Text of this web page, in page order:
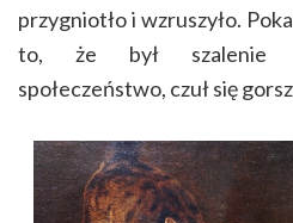
przygniotło i wzruszyło.
to, że był szalenie
społeczeństwo, czuł się